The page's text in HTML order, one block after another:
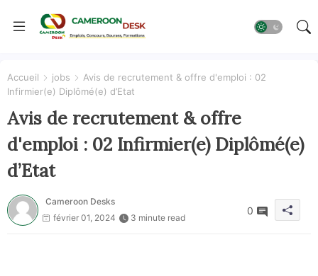
Accueil jobs
Avis de recrutement & offre d'emploi : 02
Infirmier(e) Diplômé(e) d’Etat
Avis de recrutement & offre
d'emploi : 02 Infirmier(e) Diplômé(e)
d’Etat
Cameroon Desks
février 01, 2024
3 minute read
0